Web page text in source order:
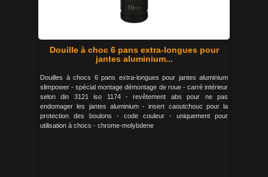
Douille à choc 6 pans extra-longues pour
jantes aluminium...
Douilles à chocs 6 pans extra-longues pour jantes aluminium
slimpower - spécial montage démontage de roue - carré intérieur
selon din 3121 iso 1174 - revêtement abs pour ne pas
endomager les jantes aluminium - insert caoutchouc pour la
protection des boulons - code couleur - uniquement pour
utilisation à chocs - chrome-molybdene